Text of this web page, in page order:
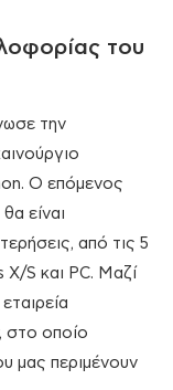
του
την
Ο επόμενος
είναι
από τις 5
S και PC. Μαζί
στο οποίο
μας περιμένουν